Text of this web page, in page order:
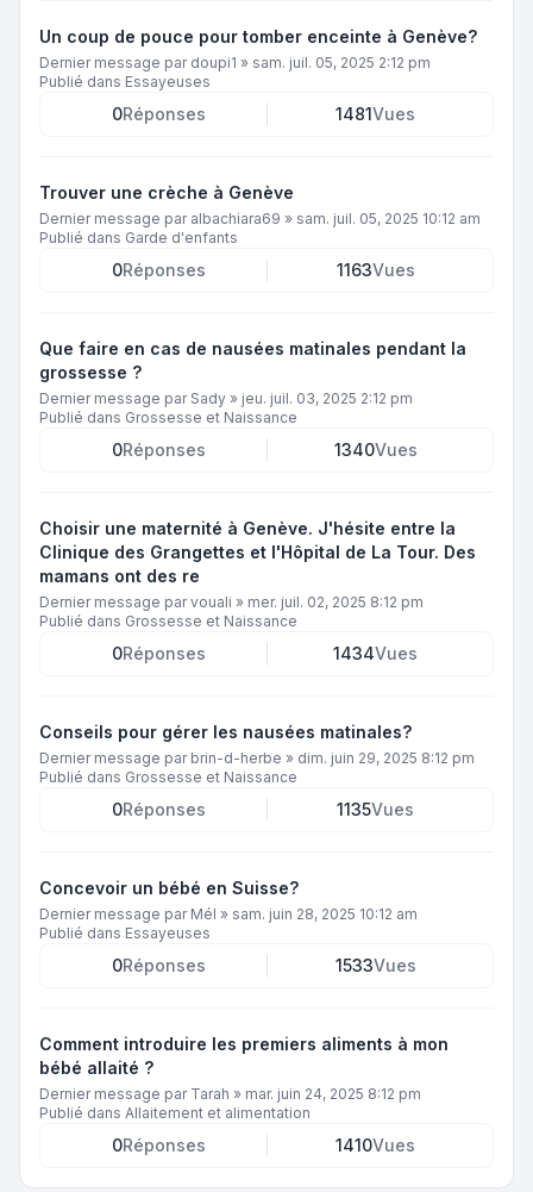
Un coup de pouce pour tomber enceinte à Genève?
Dernier message par doupi1 » sam. juil. 05, 2025 2:12 pm
Publié dans Essayeuses
0Réponses 1481Vues
Trouver une crèche à Genève
Dernier message par albachiara69 » sam. juil. 05, 2025 10:12 am
Publié dans Garde d'enfants
0Réponses 1163Vues
Que faire en cas de nausées matinales pendant la
grossesse ?
Dernier message par Sady » jeu. juil. 03, 2025 2:12 pm
Publié dans Grossesse et Naissance
0Réponses 1340Vues
Choisir une maternité à Genève. J'hésite entre la
Clinique des Grangettes et l'Hôpital de La Tour. Des
mamans ont des re
Dernier message parvouali » mer. juil. 02, 2025 8:12 pm
Publié dans Grossesse et Naissance
0Réponses 1434Vues
Conseils pour gérer les nausées matinales?
Dernier message par brin-d-herbe » dim. juin 29, 2025 8:12 pm
Publié dans Grossesse et Naissance
0Réponses 1135Vues
Concevoir un bébé en Suisse?
Dernier message par Mél » sam. juin 28, 2025 10:12 am
Publié dans Essayeuses
0Réponses 1533Vues
Comment introduire les premiers aliments à mon
bébé allaité ?
Dernier message par Tarah » mar. juin 24, 2025 8:12 pm
Publié dans Allaitement et alimentation
0Réponses 1410Vues